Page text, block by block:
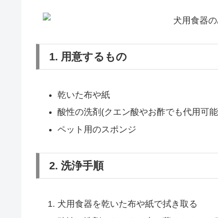
1. 用意するもの
乾いた布や紙
酸性の洗剤(クエン酸やお酢でも代用可
ペット用のスポンジ
2. 洗浄手順
犬用食器を乾いた布や紙で拭き取る